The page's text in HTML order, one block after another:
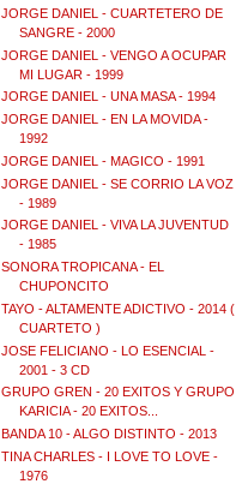
JORGE DANIEL - CUARTETERO DE
SANGRE - 2000
JORGE DANIEL - VENGO A OCUPAR
MI LUGAR - 1999
JORGE DANIEL - UNA MASA - 1994
JORGE DANIEL - EN LA MOVIDA -
1992
JORGE DANIEL - MAGICO - 1991
JORGE DANIEL - SE CORRIO LA VOZ
- 1989
JORGE DANIEL - VIVA LA JUVENTUD
- 1985
SONORA TROPICANA - EL
CHUPONCITO
TAYO - ALTAMENTE ADICTIVO - 2014 (
CUARTETO )
JOSE FELICIANO - LO ESENCIAL -
2001 - 3 CD
GRUPO GREN - 20 EXITOS Y GRUPO
KARICIA - 20 EXITOS...
BANDA 10 - ALGO DISTINTO - 2013
TINA CHARLES - I LOVE TO LOVE -
1976